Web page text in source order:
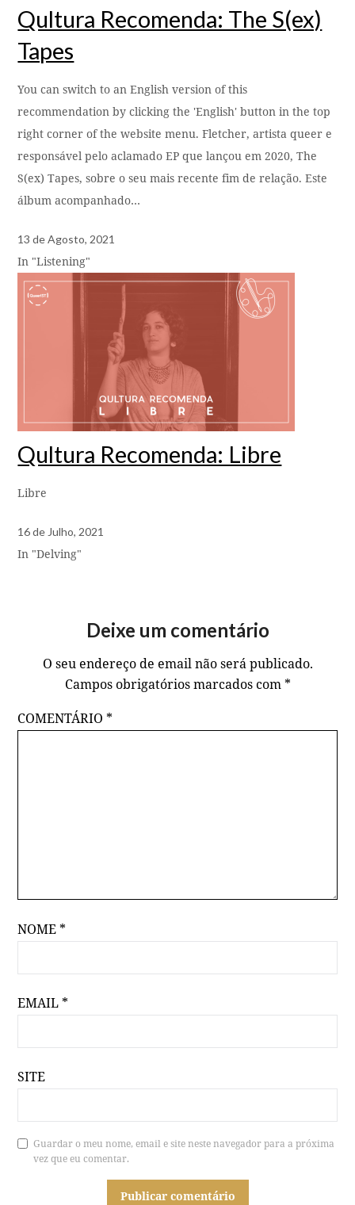
Qultura Recomenda: The S(ex)
Tapes
You can switch to an English version of this
recommendation by clicking the 'English' button in the top
right corner of the website menu. Fletcher, artista queer e
responsável pelo aclamado EP que lançou em 2020, The
S(ex) Tapes, sobre o seu mais recente fim de relação. Este
álbum acompanhado…
13 de Agosto, 2021
In "Listening"
Qultura Recomenda: Libre
Libre
16 de Julho, 2021
In "Delving"
Deixe um comentário
O seu endereço de email não será publicado.
Campos obrigatórios marcados com *
COMENTÁRIO *
NOME *
EMAIL *
SITE
Guardar o meu nome, email e site neste navegador para a próxima
vez que eu comentar.